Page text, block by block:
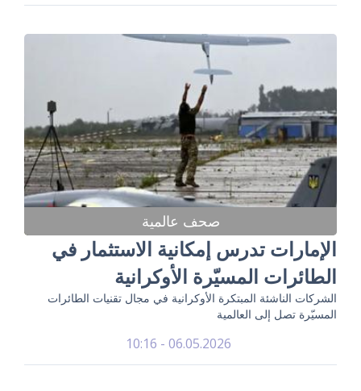
صحف عالمية
الإمارات تدرس إمكانية الاستثمار في
الطائرات المسيّرة الأوكرانية
الشركات الناشئة المبتكرة الأوكرانية في مجال تقنيات الطائرات
المسيّرة تصل إلى العالمية
06.05.2026 - 10:16